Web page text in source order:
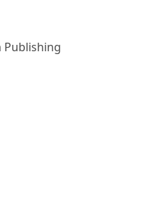
Publishing